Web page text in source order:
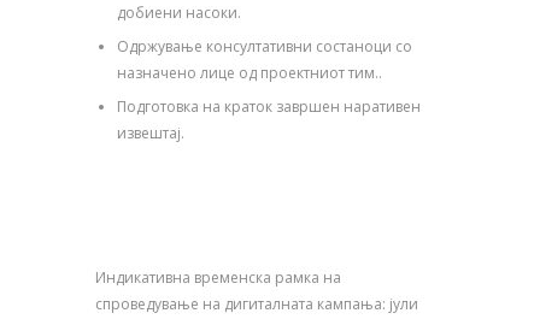
добиени насоки.
Одржување консултативни состаноци со
назначено лице од проектниот тим..
Подготовка на краток завршен наративен
извештај.
Индикативна временска рамка на
спроведување на дигиталната кампања: јули